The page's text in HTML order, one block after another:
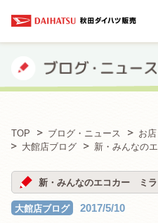
TOP ブログ・ニュース
お
大館店ブログ
新・みんなの
新・みんなのエコカー ミラ
大館店ブログ 2017/5/10